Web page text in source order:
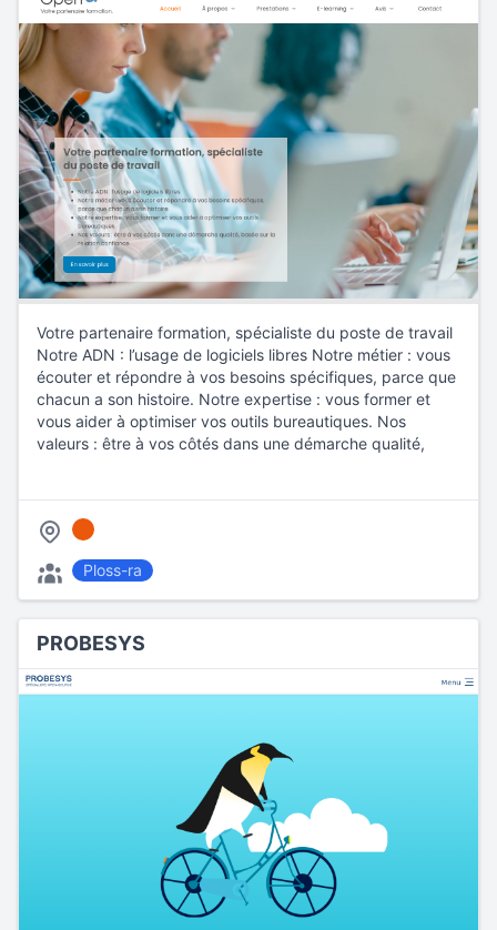
Votre partenaire formation, spécialiste du poste de travail
Notre ADN : l’usage de logiciels libres Notre métier : vous
écouter et répondre à vos besoins spécifiques, parce que
chacun a son histoire. Notre expertise : vous former et
vous aider à optimiser vos outils bureautiques. Nos
valeurs : être à vos côtés dans une démarche qualité,
Ploss-ra
PROBESYS